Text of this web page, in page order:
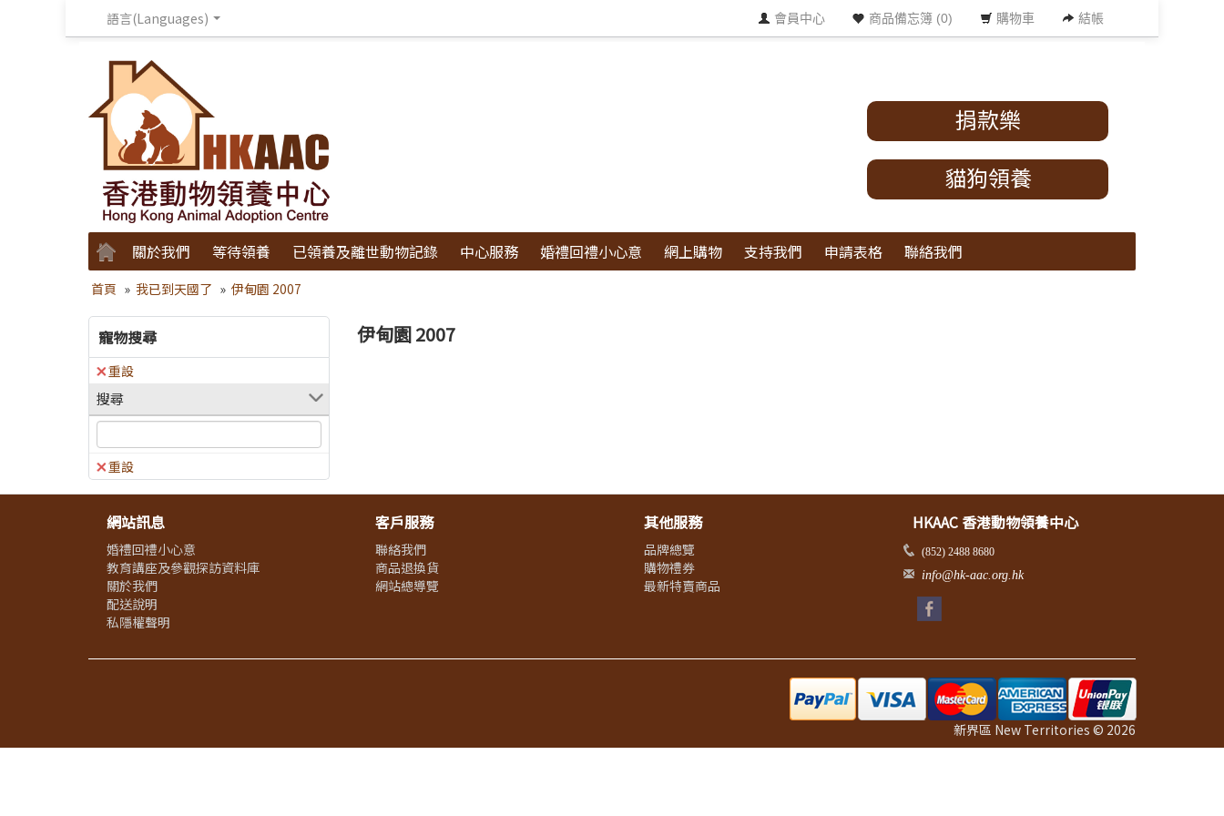
語言(Languages) 會員中心 商品備忘簿 (0) 購物車 結帳
捐款樂
貓狗領養
關於我們 等待領養 已領養及離世動物記錄 中心服務 婚禮回禮小心意 網上購物 支持我們 申請表格 聯絡我們
首頁 » 我已到天國了 » 伊甸園 2007
寵物搜尋
重設
搜尋
重設
伊甸園 2007
網站訊息
婚禮回禮小心意
教育講座及參觀探訪資料庫
關於我們
配送說明
私隱權聲明
客戶服務
聯絡我們
商品退換貨
網站總導覽
其他服務
品牌總覽
購物禮券
最新特賣商品
HKAAC 香港動物領養中心
(852) 2488 8680
info@hk-aac.org.hk
新界區 New Territories © 2026